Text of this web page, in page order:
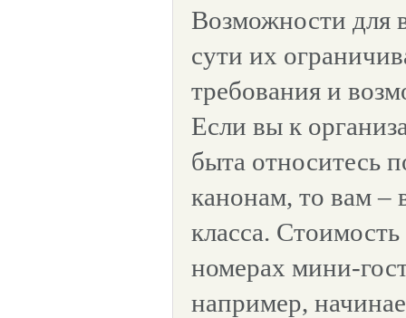
Возможности для
сути их
требования и
Если вы к
быта относитесь
канонам, то вам –
класса.
номерах мини-
например,